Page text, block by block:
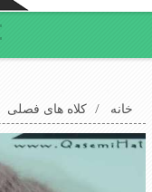
خانه / کلاه های فصلی